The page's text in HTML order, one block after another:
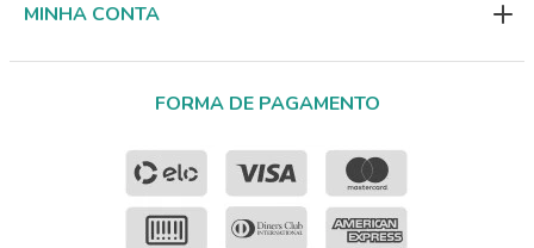
MINHA CONTA
FORMA DE PAGAMENTO